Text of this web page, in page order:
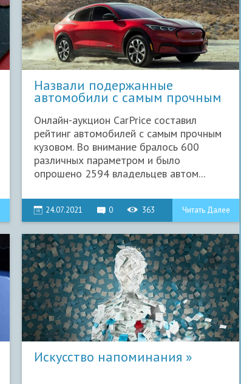
Назвали подержанные
автомобили с самым прочным
Онлайн-аукцион CarPrice составил
рейтинг автомобилей с самым прочным
кузовом. Во внимание бралось 600
различных параметром и было
опрошено 2594 владельцев автом...
24.07.2021 0 363 Читать Далее
Искусство напоминания